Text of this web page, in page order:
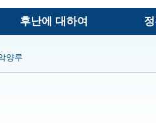
후난에 대하여
양루